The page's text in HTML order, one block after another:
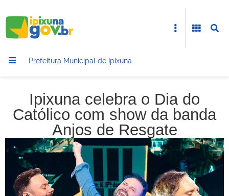
Prefeitura Municipal de Ipixuna
Ipixuna celebra o Dia do
Católico com show da banda
Anjos de Resgate